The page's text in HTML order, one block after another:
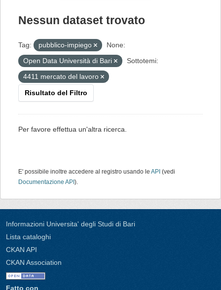
Nessun dataset trovato
Tag: pubblico-impiego
None:
Open Data Università di Bari
Sottotemi:
4411 mercato del lavoro
Risultato del Filtro
Per favore effettua un'altra ricerca.
E' possibile inoltre accedere al registro usando le API (vedi
Documentazione API ).
Informazioni Universita' degli Studi di Bari
Lista cataloghi
CKAN API
CKAN Association
Fatto con